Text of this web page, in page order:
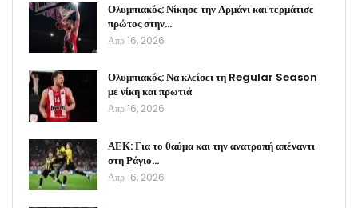
Ολυμπιακός: Νίκησε την Αρμάνι και τερμάτισε
πρώτος στην…
Απρ 16, 2026
Ολυμπιακός: Να κλείσει τη Regular Season
με νίκη και πρωτιά
Απρ 16, 2026
ΑΕΚ: Για το θαύμα και την ανατροπή απέναντι
στη Ράγιο…
Απρ 16, 2026